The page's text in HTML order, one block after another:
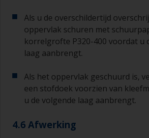
Als u de overschildertijd
oppervlak schuren met
korrelgrofte P320-400 voordat u
laag aanbrengt.
Als het oppervlak geschuurd is,
een stofdoek voorzien van
u de volgende laag aanbrengt.
4.6 Afwerking